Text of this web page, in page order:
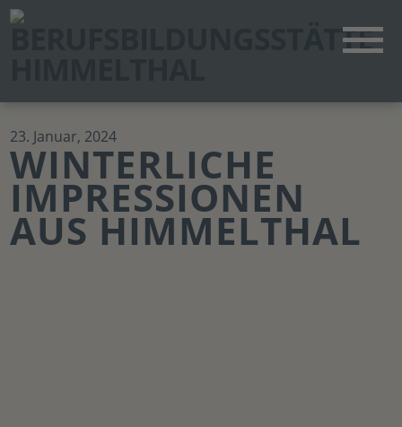
23. Januar, 2024
WINTERLICHE
IMPRESSIONEN
AUS HIMMELTHAL